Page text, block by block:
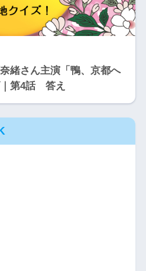
緒さん主演「鴨、京都へ
第4話 答え